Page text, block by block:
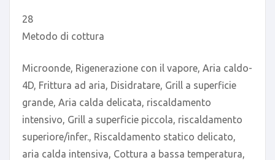
28
Metodo di cottura
Microonde, Rigenerazione con il vapore, Aria caldo-
4D, Frittura ad aria, Disidratare, Grill a superficie
grande, Aria calda delicata, riscaldamento
intensivo, Grill a superficie piccola, riscaldamento
superiore/infer., Riscaldamento statico delicato,
aria calda intensiva, Cottura a bassa temperatura,